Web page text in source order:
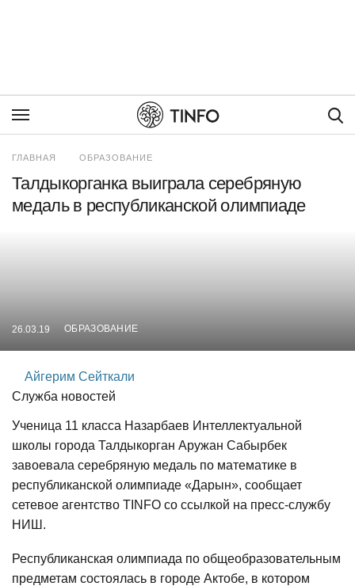
ГЛАВНАЯ ОБРАЗОВАНИЕ
Талдыкорганка выиграла серебряную
медаль в республиканской олимпиаде
26.03.19 ОБРАЗОВАНИЕ
Айгерим Сейткали
Служба новостей
Ученица 11 класса Назарбаев Интеллектуальной
школы города Талдыкорган Аружан Сабырбек
завоевала серебряную медаль по математике в
республиканской олимпиаде «Дарын», сообщает
сетевое агентство TINFO со ссылкой на пресс-службу
НИШ.
Республиканская олимпиада по общеобразовательным
предметам состоялась в городе Актобе, в котором